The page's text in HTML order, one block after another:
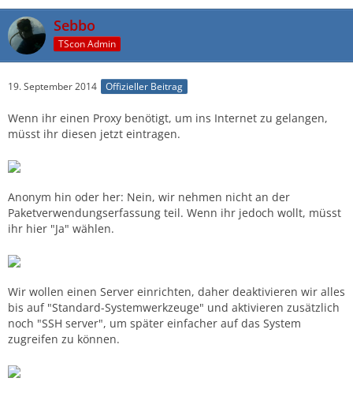
Sebbo
TScon Admin
19. September 2014 Offizieller Beitrag
Wenn ihr einen Proxy benötigt, um ins Internet zu gelangen,
müsst ihr diesen jetzt eintragen.
Anonym hin oder her: Nein, wir nehmen nicht an der
Paketverwendungserfassung teil. Wenn ihr jedoch wollt, müsst
ihr hier "Ja" wählen.
Wir wollen einen Server einrichten, daher deaktivieren wir alles
bis auf "Standard-Systemwerkzeuge" und aktivieren zusätzlich
noch "SSH server", um später einfacher auf das System
zugreifen zu können.